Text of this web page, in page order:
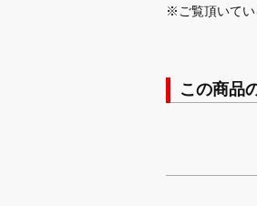
※ご覧頂いてい
この商品